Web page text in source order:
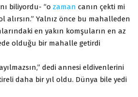
biliyordu- “o zaman canın çekti mi
alırsın.” Yalnız önce bu mahalleden
en yakın komşuların en az
olduğu bir mahalle getirdi
dedi annesi eldivenlerini
daha bir yıl oldu. Dünya bile yedi